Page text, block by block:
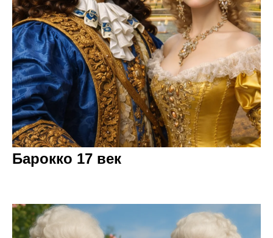
Барокко 17 век